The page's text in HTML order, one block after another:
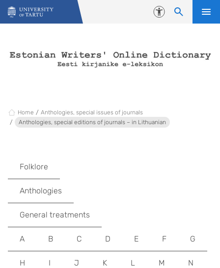
Skip to content
Accessibility
Home
Anthologies, special issues of journals
Anthologies, special editions of journals – in Lithuanian
Folklore
Anthologies
General treatments
A B C D E F G
H I J K L M N